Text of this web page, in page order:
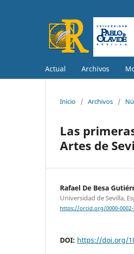
Actual Archivos
Inicio / Archivos /
Las
Artes de
Rafael De Besa
Universidad de Sevilla,
https://orcid.org/0000-0002-
DOI: https://doi.org/